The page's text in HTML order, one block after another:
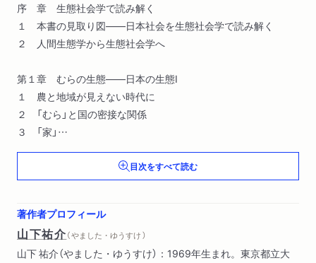
序 章 生態社会学で読み解く
１ 本書の見取り図――日本社会を生態社会学で読み解く
２ 人間生態学から生態社会学へ
第１章 むらの生態――日本の生態I
１ 農と地域が見えない時代に
２ 「むら」と国の密接な関係
３ 「家」
４ 家による次世代再生産
６ 道がつなぐもの
第２章 都市の生態――日本の生態II
１ 首都のまつりごと
目次をすべて読む
著作者プロフィール
山下祐介（ やました・ゆうすけ ）
山下 祐介（やました・ゆうすけ）：1969年生まれ。東京都立大